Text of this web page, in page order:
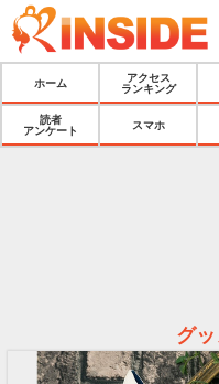
ホーム
アクセス
ランキング
読者
アンケート
スマホ
グ